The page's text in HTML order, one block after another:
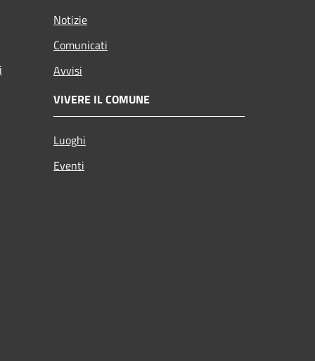
Notizie
Comunicati
Avvisi
VIVERE IL COMUNE
Luoghi
Eventi